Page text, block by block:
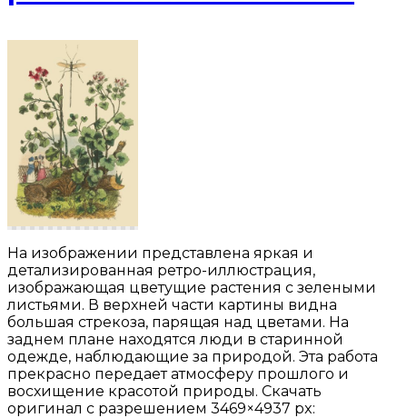
На изображении представлена яркая и
детализированная ретро-иллюстрация,
изображающая цветущие растения с зелеными
листьями. В верхней части картины видна
большая стрекоза, парящая над цветами. На
заднем плане находятся люди в старинной
одежде, наблюдающие за природой. Эта работа
прекрасно передает атмосферу прошлого и
восхищение красотой природы. Скачать
оригинал с разрешением 3469×4937 px: